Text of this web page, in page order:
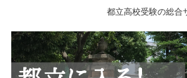
都立高校受験の総合